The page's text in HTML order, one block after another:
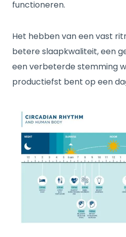
functioneren.
Het hebben van een vast
betere slaapkwaliteit, een
een verbeterde stemming
productiefst bent op een